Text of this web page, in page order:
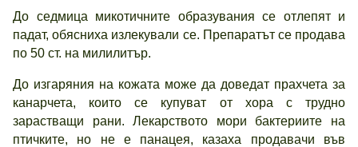
До седмица микотичните образувания се отлепят и
падат, обясниха излекували се. Препаратът се продава
по 50 ст. на милилитър.
До изгаряния на кожата може да доведат прахчета за
канарчета, които се купуват от хора с трудно
зарастващи рани. Лекарството мори бактериите на
птичките, но не е панацея, казаха продавачи във